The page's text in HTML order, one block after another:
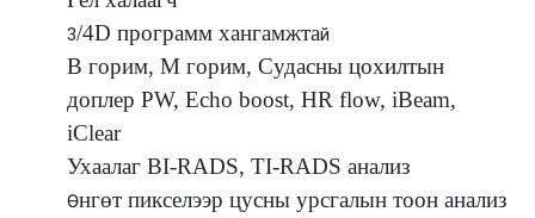
3/4D программ хангамжтай
В горим, M горим, Судасны цохилтын
доплер PW, Echo boost, HR flow, iBeam,
iClear
Ухаалаг BI-RADS, TI-RADS анализ
Өнгөт пикселээр цусны урсгалын тоон анализ